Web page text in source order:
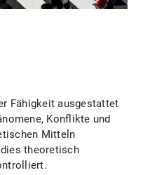
Fähigkeit ausgestattet
Konflikte und
Mitteln
theoretisch